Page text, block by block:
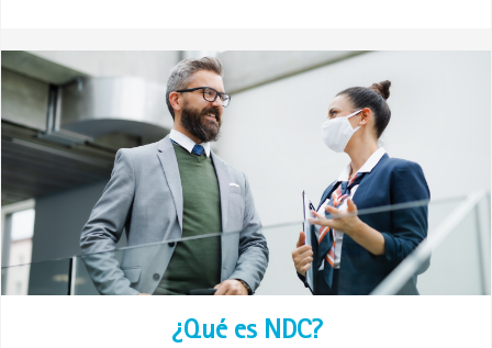
¿Qué es NDC?